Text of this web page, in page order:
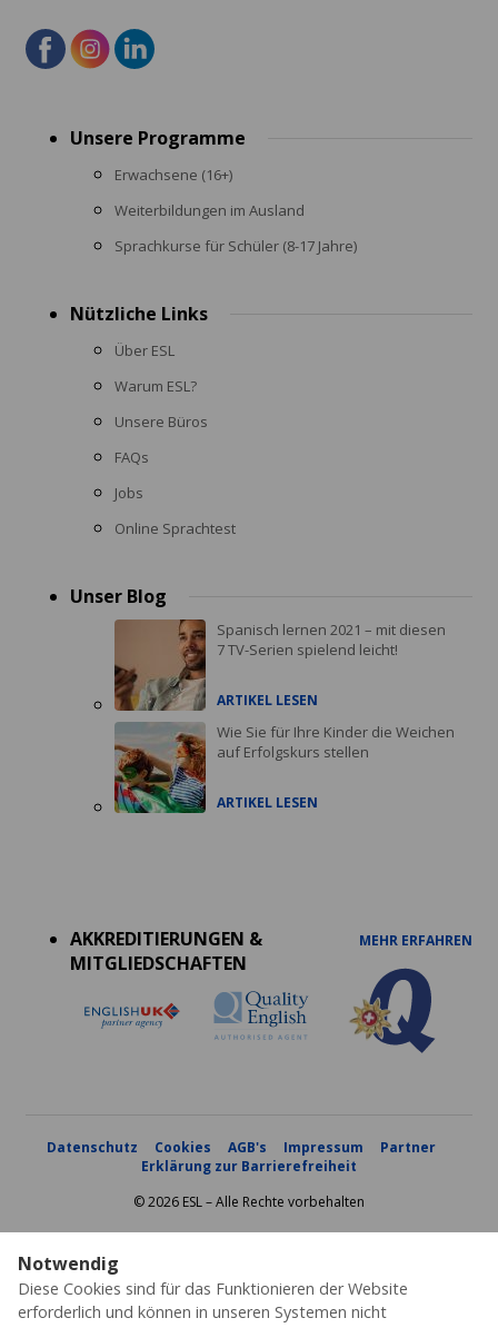
Notwendig
Diese Cookies sind für das Funktionieren der Website
erforderlich und können in unseren Systemen nicht
menuUnsere Programme
Erwachsene (16+)
Weiterbildungen im Ausland
Sprachkurse für Schüler (8-17 Jahre)
Nützliche Links
Über ESL
Warum ESL?
Unsere Büros
FAQs
Jobs
Online Sprachtest
Unser Blog
Spanisch lernen 2021 – mit diesen
7 TV-Serien spielend leicht!
ARTIKEL LESEN
Wie Sie für Ihre Kinder die Weichen
auf Erfolgskurs stellen
ARTIKEL LESEN
AKKREDITIERUNGEN &
MITGLIEDSCHAFTEN
MEHR ERFAHREN
Datenschutz Cookies AGB's Impressum
Partner
Erklärung zur Barrierefreiheit
© 2026 ESL – Alle Rechte vorbehalten